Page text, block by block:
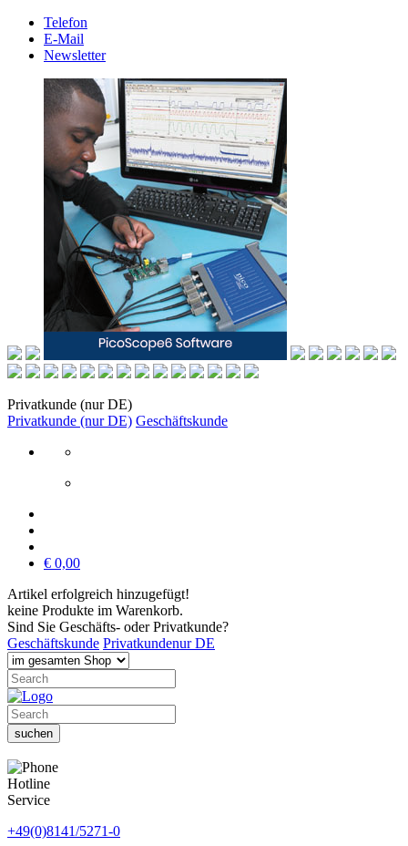
Telefon
E-Mail
Newsletter
Privatkunde (nur DE)
Privatkunde (nur DE) Geschäftskunde
€ 0,00
Artikel erfolgreich hinzugefügt!
keine Produkte im Warenkorb.
Sind Sie Geschäfts- oder Privatkunde?
Geschäftskunde Privatkundenur DE
Hotline
Service
+49(0)8141/5271-0